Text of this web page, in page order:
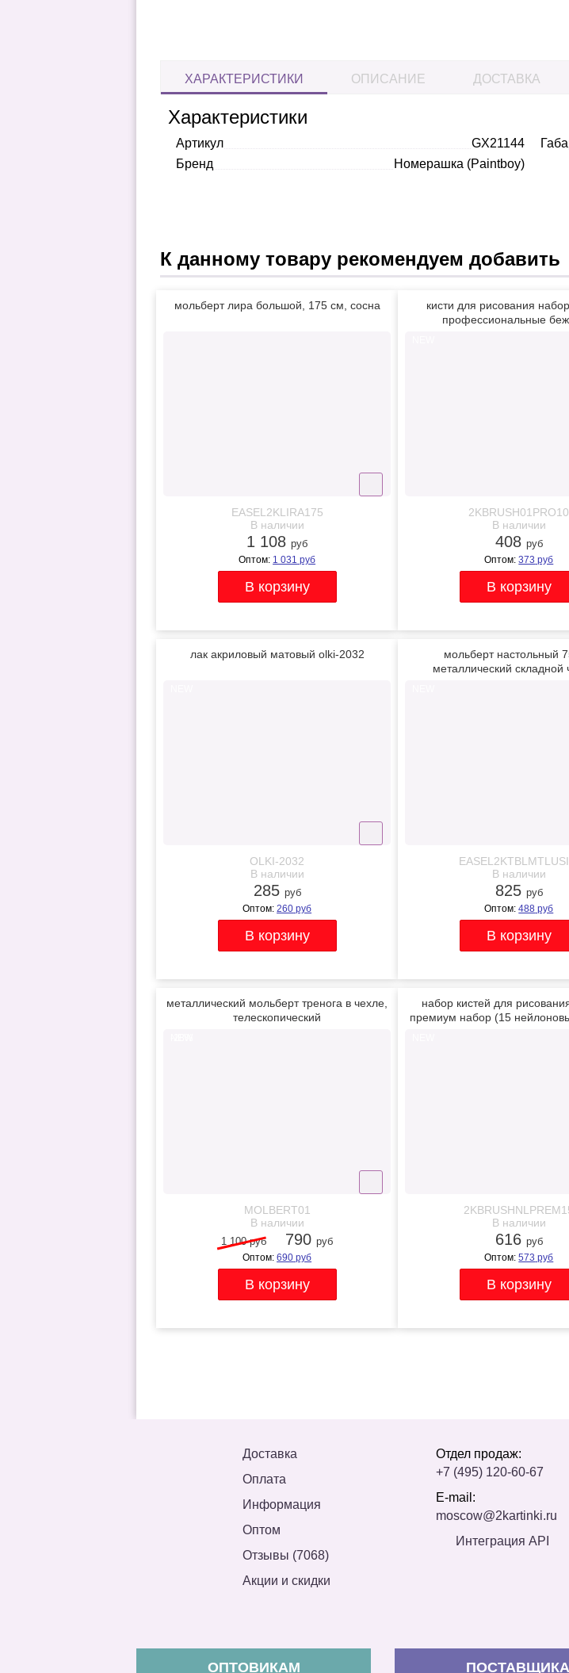
ХАРАКТЕРИСТИКИ ОПИСАНИЕ ДОСТАВКА
Характеристики
Артикул GX21144
Бренд
Номерашка (Paintboy)
К данному товару рекомендуем добавить
мольберт лира большой, 175 см, сосна
EASEL2KLIRA175
В наличии
1 108 руб
Оптом: 1 031 руб
кисти для рисования
профессиональные
2KBRUSH01PRO10
В наличии
408 руб
Оптом:373 руб
лак акриловый матовый olki-2032
OLKI-2032
В наличии
285 руб
Оптом:260 руб
мольберт настольный
металлический складной
В наличии
825 руб
Оптом:488 руб
металлический мольберт тренога в чехле,
телескопический
MOLBERT01
В наличии
1 100 руб 790 руб
Оптом:690 руб
набор кистей для
премиум набор (15
В наличии
616 руб
Оптом:573 руб
Доставка
Оплата
Информация
Оптом
Отзывы (7068)
Акции и скидки
Отдел продаж:
+7 (495) 120-60-67
E-mail:
moscow@2kartinki.ru
Интеграция API
ОПТОВИКАМ